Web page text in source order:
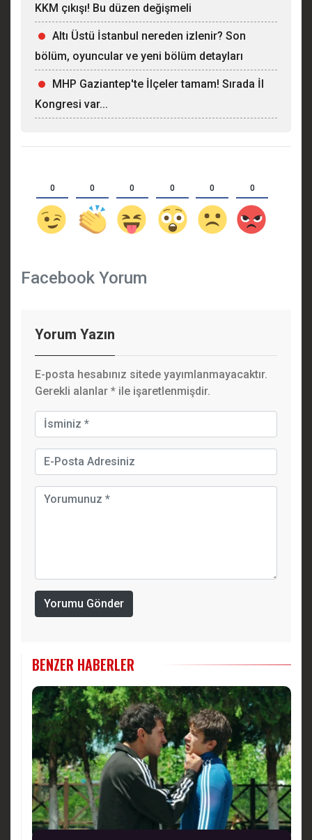
KKM çıkışı! Bu düzen değişmeli
Altı Üstü İstanbul nereden izlenir? Son
bölüm, oyuncular ve yeni bölüm detayları
MHP Gaziantep'te İlçeler tamam! Sırada İl
Kongresi var...
0 0 0 0 0 0
Facebook Yorum
Yorum Yazın
E-posta hesabınız sitede yayımlanmayacaktır.
Gerekli alanlar * ile işaretlenmişdir.
Yorumu Gönder
BENZER HABERLER